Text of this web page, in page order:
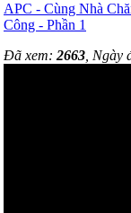
APC - Cùng Nhà
Công - Phần 1
Đã xem: 2663 ,